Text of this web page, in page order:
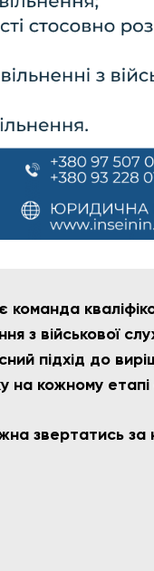
є команда
з військової
підхід до
на кожному
звертатись